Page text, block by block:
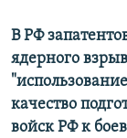
В РФ
ядерного
качество
войск РФ к